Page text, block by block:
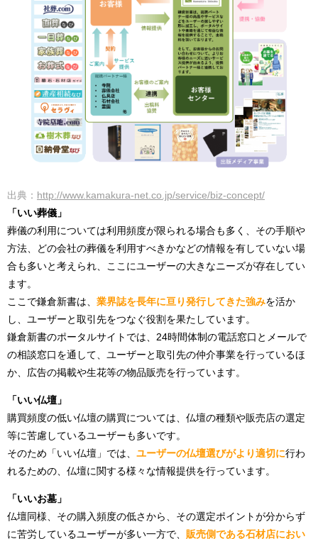
出典： http://www.kamakura-net.co.jp/service/biz-concept/
「いい葬儀」
葬儀の利用については利用頻度が限られる場合も多く、その手順や
方法、どの会社の葬儀を利用すべきかなどの情報を有していない場
合も多いと考えられ、ここにユーザーの大きなニーズが存在してい
ます。
ここで鎌倉新書は、 業界誌を長年に亘り発行してきた強みを活か
し、ユーザーと取引先をつなぐ役割を果たしています。
鎌倉新書のポータルサイトでは、24時間体制の電話窓口とメールで
の相談窓口を通して、ユーザーと取引先の仲介事業を行っているほ
か、広告の掲載や生花等の物品販売を行っています。
「いい仏壇」
購買頻度の低い仏壇の購買については、仏壇の種類や販売店の選定
等に苦慮しているユーザーも多いです。
そのため「いい仏壇」では、 ユーザーの仏壇選びがより適切に行わ
れるための、仏壇に関する様々な情報提供を行っています。
「いいお墓」
仏壇同様、その購入頻度の低さから、その選定ポイントが分からず
に苦労しているユーザーが多い一方で、
販売側である石材店におい